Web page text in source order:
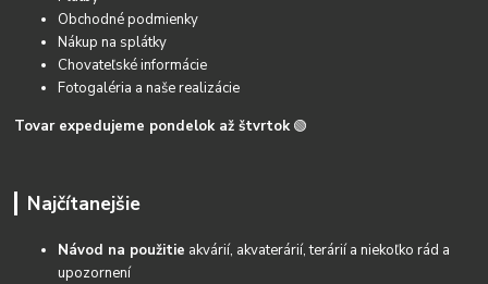
Obchodné podmienky
Nákup na splátky
Chovateľské informácie
Fotogaléria a naše realizácie
Tovar expedujeme pondelok až štvrtok 🟢
Najčítanejšie
Návod na použitie akvárií, akvaterárií, terárií a niekoľko rád a
upozornení